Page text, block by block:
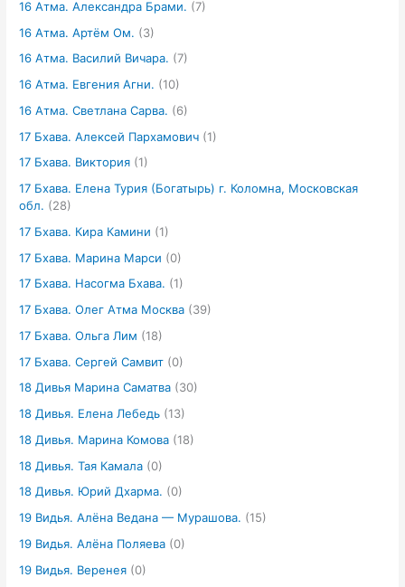
16 Атма. Александра Брами. (7)
16 Атма. Артём Ом. (3)
16 Атма. Василий Вичара. (7)
16 Атма. Евгения Агни. (10)
16 Атма. Светлана Сарва. (6)
17 Бхава. Алексей Пархамович (1)
17 Бхава. Виктория (1)
17 Бхава. Елена Турия (Богатырь) г. Коломна, Московская
обл. (28)
17 Бхава. Кира Камини (1)
17 Бхава. Марина Марси (0)
17 Бхава. Насогма Бхава. (1)
17 Бхава. Олег Атма Москва (39)
17 Бхава. Ольга Лим (18)
17 Бхава. Сергей Самвит (0)
18 Дивья Марина Саматва (30)
18 Дивья. Елена Лебедь (13)
18 Дивья. Марина Комова (18)
18 Дивья. Тая Камала (0)
18 Дивья. Юрий Дхарма. (0)
19 Видья. Алёна Ведана — Мурашова. (15)
19 Видья. Алёна Поляева (0)
19 Видья. Веренея (0)